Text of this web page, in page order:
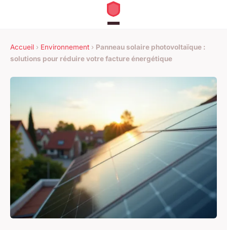
Accueil › Environnement › Panneau solaire photovoltaïque :
solutions pour réduire votre facture énergétique